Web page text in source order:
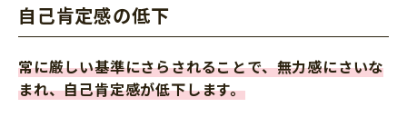
自己肯定感の低下
常に厳しい基準にさらされることで、無力感にさいな
まれ、自己肯定感が低下します。